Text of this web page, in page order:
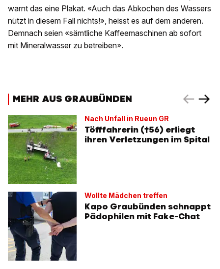
warnt das eine Plakat. «Auch das Abkochen des Wassers
nützt in diesem Fall nichts!», heisst es auf dem anderen.
Demnach seien «sämtliche Kaffeemaschinen ab sofort
mit Mineralwasser zu betreiben».
MEHR AUS GRAUBÜNDEN
Nach Unfall in Rueun GR
Töfffahrerin (†56) erliegt
ihren Verletzungen im Spital
Wollte Mädchen treffen
Kapo Graubünden schnappt
Pädophilen mit Fake-Chat